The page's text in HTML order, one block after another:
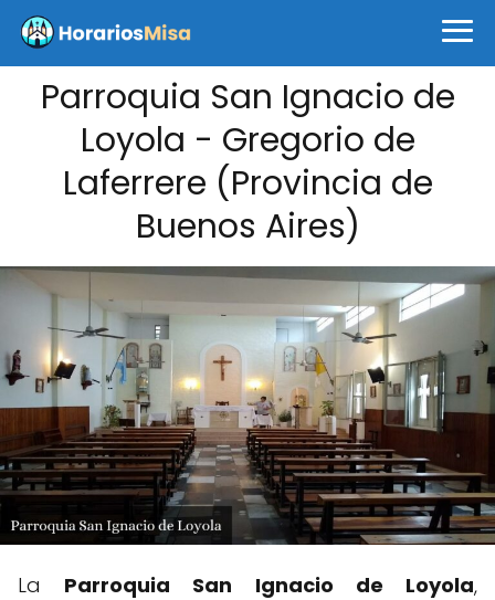
Parroquia San Ignacio de
Loyola - Gregorio de
Laferrere (Provincia de
Buenos Aires)
La Parroquia San Ignacio de Loyola,